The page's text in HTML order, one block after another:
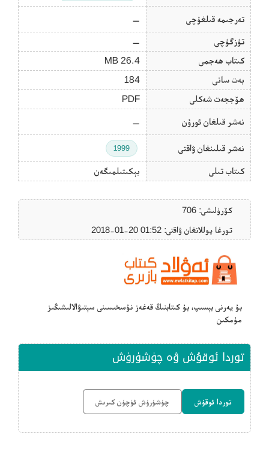
تەرجىمە قىلغۇچى —
تۈزگۈچى
—
كىتاب ھەجمى
26.4 MB
بەت سانى
184
ھۆججەت شەكلى
PDF
نەشر قىلغان ئورۇن —
نەشر قىلىنغان ۋاقتى 1999
كىتاب تىلى بېكىتىلمىگەن
كۆرۈلىشى: 706
تورغا يوللانغان ۋاقتى: ‎2018-01-20 01:52
بۇ يەرنى بېسىپ، بۇ كىتابنىڭ قەغەز نۇسخىسىنى سېتىۋالالىشىڭىز
مۇمكىن
توردا ئوقۇش ۋە چۈشۈرۈش
توردا ئوقۇش چۈشۈرۈش ئۈچۈن كىرىش